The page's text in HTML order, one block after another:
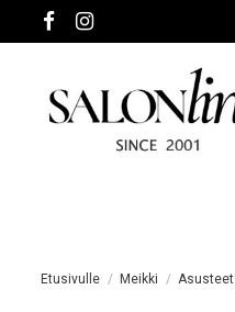
Etusivulle Meikki Asusteet